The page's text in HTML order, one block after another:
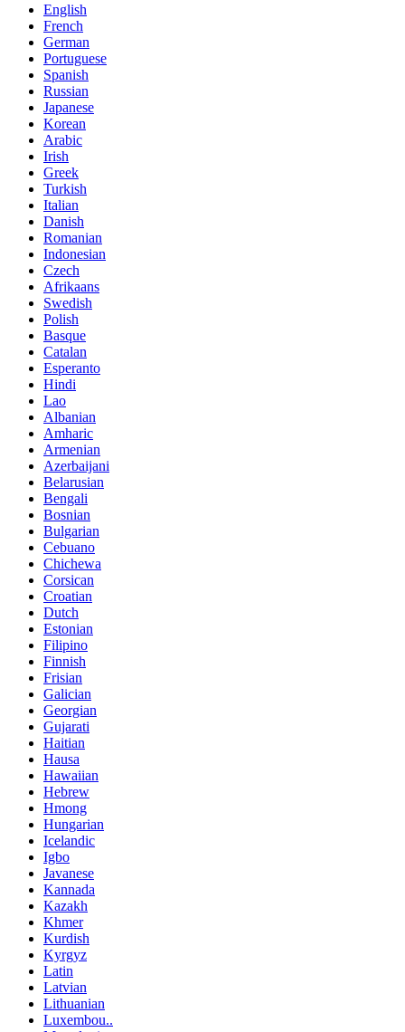
English
French
German
Portuguese
Spanish
Russian
Japanese
Korean
Arabic
Irish
Greek
Turkish
Italian
Danish
Romanian
Indonesian
Czech
Afrikaans
Swedish
Polish
Basque
Catalan
Esperanto
Hindi
Lao
Albanian
Amharic
Armenian
Azerbaijani
Belarusian
Bengali
Bosnian
Bulgarian
Cebuano
Chichewa
Corsican
Croatian
Dutch
Estonian
Filipino
Finnish
Frisian
Galician
Georgian
Gujarati
Haitian
Hausa
Hawaiian
Hebrew
Hmong
Hungarian
Icelandic
Igbo
Javanese
Kannada
Kazakh
Khmer
Kurdish
Kyrgyz
Latin
Latvian
Lithuanian
Luxembou..